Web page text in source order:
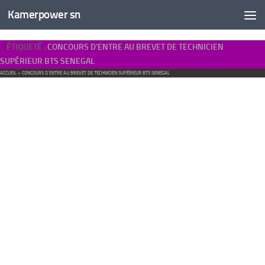
Kamerpower sn
ÉTIQUETÉ :CONCOURS D’ENTRE AU BREVET DE TECHNICIEN
SUPÉRIEUR BTS SENEGAL
ACCUEIL » CONCOURS D’ENTRE AU BREVET DE TECHNICIEN SUPÉRIEUR BTS SENEGAL